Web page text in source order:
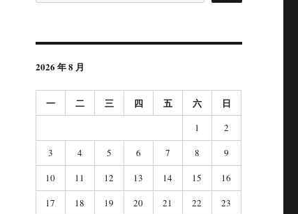
2026 年 8 月
一 二 三 四 五 六 日
1
2
3
4 5 6 7 8
9
10
11 12 13 14 15
16
17
18 19 20 21 22
23